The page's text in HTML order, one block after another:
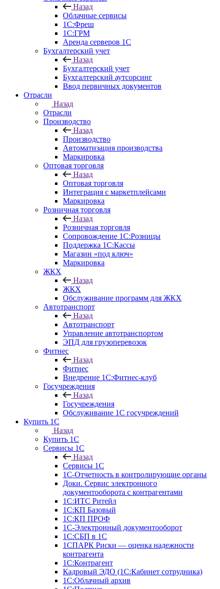
Назад
Облачные сервисы
1С:Фреш
1С:ГРМ
Аренда серверов 1С
Бухгалтерский учет
Назад
Бухгалтерский учет
Бухгалтерский аутсорсинг
Ввод первичных документов
Отрасли
Назад
Отрасли
Производство
Назад
Производство
Автоматизация производства
Маркировка
Оптовая торговля
Назад
Оптовая торговля
Интеграция с маркетплейсами
Маркировка
Розничная торговля
Назад
Розничная торговля
Сопровождение 1С:Розницы
Поддержка 1С:Кассы
Магазин «под ключ»
Маркировка
ЖКХ
Назад
ЖКХ
Обслуживание программ для ЖКХ
Автотранспорт
Назад
Автотранспорт
Управление автотранспортом
ЭПД для грузоперевозок
Фитнес
Назад
Фитнес
Внедрение 1С:Фитнес-клуб
Госучреждения
Назад
Госучреждения
Обслуживание 1С госучреждений
Купить 1С
Назад
Купить 1С
Сервисы 1С
Назад
Сервисы 1С
1С-Отчетность в контролирующие органы
Доки. Сервис электронного
документооборота с контрагентами
1С:ИТС Ритейл
1С:КП Базовый
1С:КП ПРОФ
1С-Электронный документооборот
1С:СБП в 1С
1СПАРК Риски — оценка надежности
контрагента
1С:Контрагент
Кадровый ЭДО (1С:Кабинет сотрудника)
1С:Облачный архив